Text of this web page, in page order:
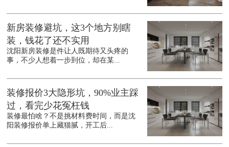
新房装修避坑，这3个地方别瞎
装，钱花了还不实用
沈阳新房装修是件让人既期待又头疼的
事，不少人想着一步到位，却在某...
装修报价3大隐形坑，90%业主踩
过，看完少花冤枉钱
装修最怕啥？不是挑材料费时间，而是沈
阳装修报价单上藏猫腻，开工后...